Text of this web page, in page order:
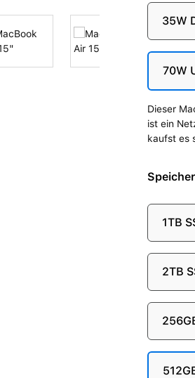
35W
70W
Dieser
ist ein
kaufst es
1TB
2TB